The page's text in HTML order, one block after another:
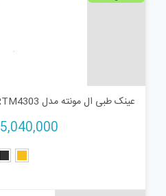
عینک طبی ال مونته مدل RTM4303
5,040,000